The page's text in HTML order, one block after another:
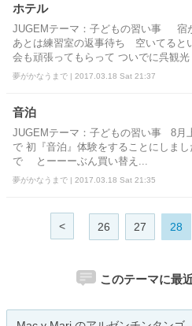
ホテル
JUGEMテーマ：子どもの習い事 宿
あとは練習室の返事待ち 空いてると
会も頑張ってもらって ついでに呉観
夢がかなうまで | 2017.03.18 Sat 21:37
音泊
JUGEMテーマ：子どもの習い事 8月
で 初『音泊』体験をすることにしま
で とーーーぶん買い替え...
夢がかなうまで | 2017.03.18 Sat 21:35
< 26 27 28
このテーマに最